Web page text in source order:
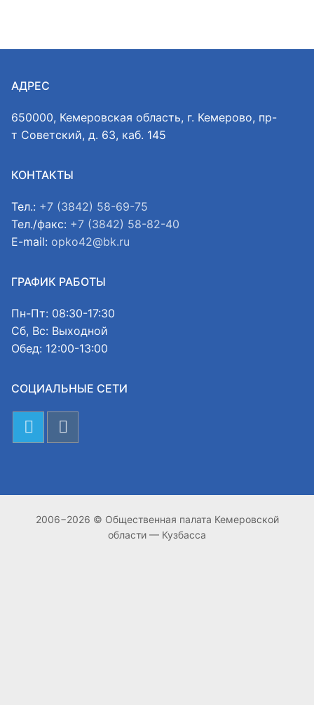
АДРЕС
650000, Кемеровская область, г. Кемерово, пр-
т Советский, д. 63, каб. 145
КОНТАКТЫ
Тел.: +7 (3842) 58-69-75
Тел./факс: +7 (3842) 58-82-40
E-mail: opko42@bk.ru
ГРАФИК РАБОТЫ
Пн-Пт: 08:30-17:30
Сб, Вс: Выходной
Обед: 12:00-13:00
СОЦИАЛЬНЫЕ СЕТИ
2006−2026 © Общественная палата Кемеровской
области — Кузбасса